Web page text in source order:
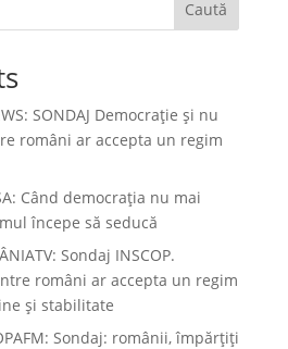
Caută
SONDAJ Democrație și nu
români ar accepta un regim
Când democraţia nu mai
începe să seducă
Sondaj INSCOP.
români ar accepta un regim
și stabilitate
Sondaj: românii, împărțiți